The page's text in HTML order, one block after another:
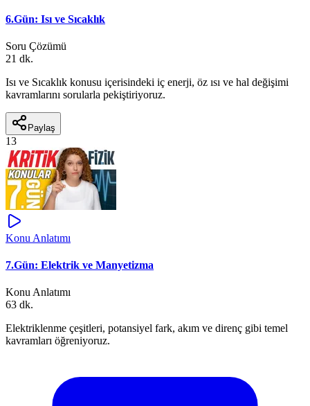
6.Gün: Isı ve Sıcaklık
Soru Çözümü
21 dk.
Isı ve Sıcaklık konusu içerisindeki iç enerji, öz ısı ve hal değişimi
kavramlarını sorularla pekiştiriyoruz.
Paylaş
13
Konu Anlatımı
7.Gün: Elektrik ve Manyetizma
Konu Anlatımı
63 dk.
Elektriklenme çeşitleri, potansiyel fark, akım ve direnç gibi temel
kavramları öğreniyoruz.